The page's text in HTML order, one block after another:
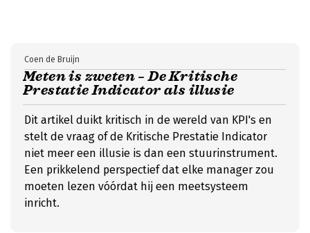
Meten is zweten – De Kritische
Prestatie Indicator als illusie
Coen de Bruijn
Dit artikel duikt kritisch in de wereld van KPI's en
stelt de vraag of de Kritische Prestatie Indicator
niet meer een illusie is dan een stuurinstrument.
Een prikkelend perspectief dat elke manager zou
moeten lezen vóórdat hij een meetsysteem
inricht.